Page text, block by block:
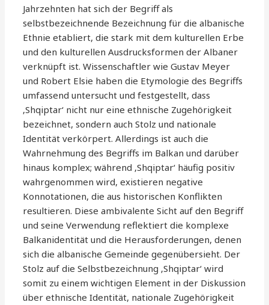
Jahrzehnten hat sich der Begriff als
selbstbezeichnende Bezeichnung für die albanische
Ethnie etabliert, die stark mit dem kulturellen Erbe
und den kulturellen Ausdrucksformen der Albaner
verknüpft ist. Wissenschaftler wie Gustav Meyer
und Robert Elsie haben die Etymologie des Begriffs
umfassend untersucht und festgestellt, dass
‚Shqiptar‘ nicht nur eine ethnische Zugehörigkeit
bezeichnet, sondern auch Stolz und nationale
Identität verkörpert. Allerdings ist auch die
Wahrnehmung des Begriffs im Balkan und darüber
hinaus komplex; während ‚Shqiptar‘ häufig positiv
wahrgenommen wird, existieren negative
Konnotationen, die aus historischen Konflikten
resultieren. Diese ambivalente Sicht auf den Begriff
und seine Verwendung reflektiert die komplexe
Balkanidentität und die Herausforderungen, denen
sich die albanische Gemeinde gegenübersieht. Der
Stolz auf die Selbstbezeichnung ‚Shqiptar‘ wird
somit zu einem wichtigen Element in der Diskussion
über ethnische Identität, nationale Zugehörigkeit